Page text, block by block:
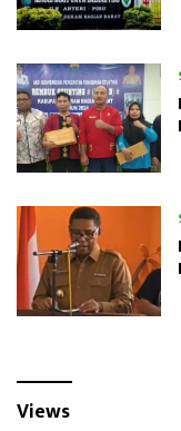
Views